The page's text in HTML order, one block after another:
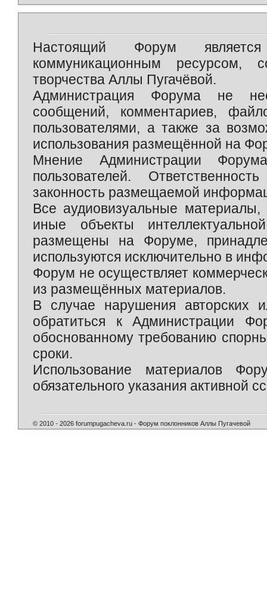
Настоящий Форум является
коммуникационным ресурсом,
творчества Аллы Пугачёвой.
Администрация Форума не
сообщений, комментариев,
пользователями, а также за
использования размещённой на
Мнение Администрации
пользователей.
законность размещаемой
Все аудиовизуальные
иные объекты
размещены на Форуме,
используются исключительно в
Форум не осуществляет
из размещённых материалов.
В случае нарушения авторских
обратиться к Администрации
обоснованному требованию
сроки.
Использование материалов
обязательного указания активной
© 2010 - 2026 forumpugacheva.ru - Форум поклонников Аллы Пугачевой